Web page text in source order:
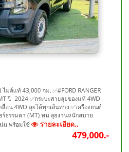
มล์แท้ 43,000 กม. ✅#FORD RANGER
ปี 2024 ✅กระบะสายลุยของแท้ 4WD
อน 4WD ลุยได้ทุกเส้นทาง ✅เครื่องยนต์
ร์ธรรมดา (MT) ทน ลุยงานหนักสบาย
น พร้อมใช้
รายละเอียด..
479,000.-